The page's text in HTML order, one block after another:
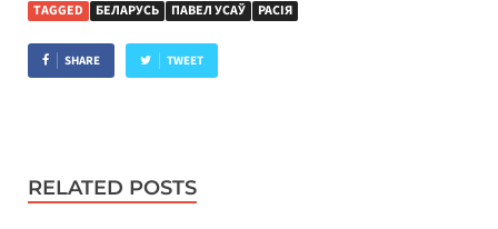
TAGGED БЕЛАРУСЬ ПАВЕЛ УСАЎ РАСІЯ
SHARE TWEET
RELATED POSTS